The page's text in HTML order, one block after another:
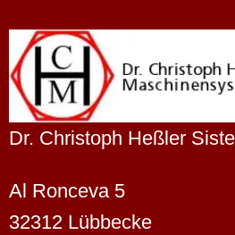
Dr. Christoph Heßler
Al Ronceva 5
32312 Lübbecke